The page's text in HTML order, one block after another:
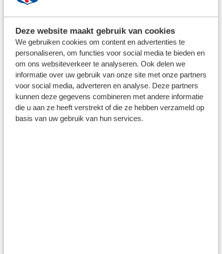
Deze website maakt gebruik van cookies
We gebruiken cookies om content en advertenties te
personaliseren, om functies voor social media te bieden en
om ons websiteverkeer te analyseren. Ook delen we
informatie over uw gebruik van onze site met onze partners
voor social media, adverteren en analyse. Deze partners
kunnen deze gegevens combineren met andere informatie
die u aan ze heeft verstrekt of die ze hebben verzameld op
basis van uw gebruik van hun services.